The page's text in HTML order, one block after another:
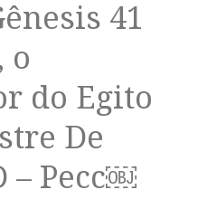
41
o
do Egito
De
– Pecc￼